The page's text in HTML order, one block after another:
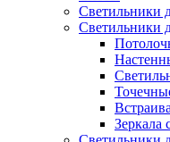
Светильники
Светильники
Зеркала